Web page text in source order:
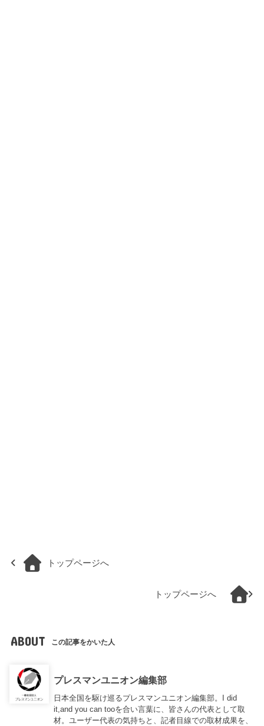
トップページへ
トップページへ
ABOUT この記事をかいた人
プレスマンユニオン編集部
日本全国を駆け巡るプレスマンユニオン編集部。I did
it,and you can tooを合い言葉に、皆さんの代表として取
材。ユーザー代表の気持ちと、記者目線での取材成果を、